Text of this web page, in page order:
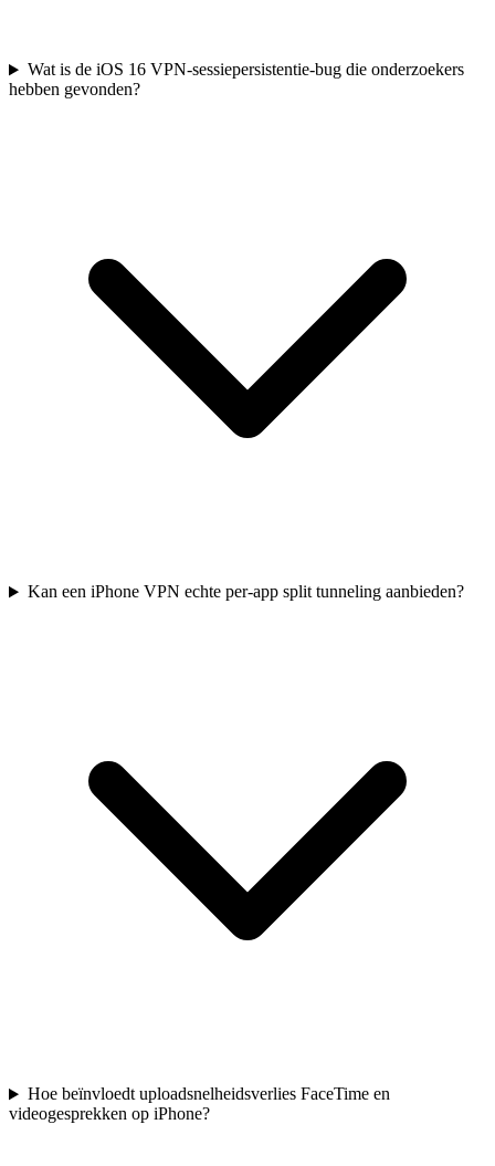
Wat is de iOS 16 VPN-sessiepersistentie-bug die onderzoekers
hebben gevonden?
Kan een iPhone VPN echte per-app split tunneling aanbieden?
Hoe beïnvloedt uploadsnelheidsverlies FaceTime en
videogesprekken op iPhone?